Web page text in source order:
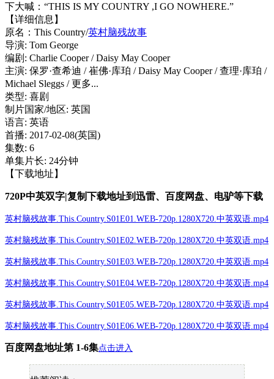
下大喊：“THIS IS MY COUNTRY ,I GO NOWHERE.”
【详细信息】
原名：This Country/英村脑残故事
导演: Tom George
编剧: Charlie Cooper / Daisy May Cooper
主演: 保罗·查希迪 / 崔佛·库珀 / Daisy May Cooper / 查理·库珀 /
Michael Sleggs / 更多...
类型: 喜剧
制片国家/地区: 英国
语言: 英语
首播: 2017-02-08(英国)
集数: 6
单集片长: 24分钟
【下载地址】
720P中英双字|复制下载地址到迅雷、百度网盘、电驴等下载
英村脑残故事.This.Country.S01E01.WEB-720p.1280X720.中英双语.mp4
英村脑残故事.This.Country.S01E02.WEB-720p.1280X720.中英双语.mp4
英村脑残故事.This.Country.S01E03.WEB-720p.1280X720.中英双语.mp4
英村脑残故事.This.Country.S01E04.WEB-720p.1280X720.中英双语.mp4
英村脑残故事.This.Country.S01E05.WEB-720p.1280X720.中英双语.mp4
英村脑残故事.This.Country.S01E06.WEB-720p.1280X720.中英双语.mp4
百度网盘地址第 1-6集点击进入